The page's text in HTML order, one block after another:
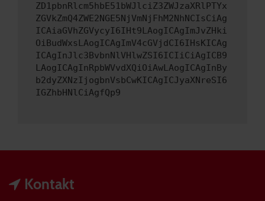
ZD1pbnRlcm5hbE51bWJlciZ3ZWJzaXRlPTYx
ZGVkZmQ4ZWE2NGE5NjVmNjFhM2NhNCIsCiAg
ICAiaGVhZGVycyI6IHt9LAogICAgImJvZHki
OiBudWxsLAogICAgImV4cGVjdCI6IHsKICAg
ICAgInJlc3BvbnNlVHlwZSI6ICIiCiAgICB9
LAogICAgInRpbWVvdXQiOiAwLAogICAgInBy
b2dyZXNzIjogbnVsbCwKICAgICJyaXNreSI6
IGZhbHNlCiAgfQp9
Kontakt